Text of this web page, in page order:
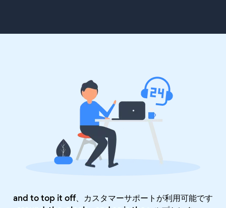
and to top it off、カスタマーサポートが利用可能です